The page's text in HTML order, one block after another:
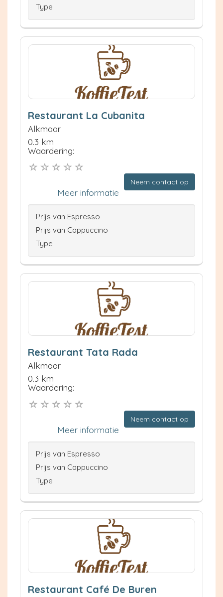
Type
Restaurant La Cubanita
Alkmaar
0.3 km
Waardering:
Neem contact op
Meer informatie
Prijs van Espresso
Prijs van Cappuccino
Type
Restaurant Tata Rada
Alkmaar
0.3 km
Waardering:
Neem contact op
Meer informatie
Prijs van Espresso
Prijs van Cappuccino
Type
Restaurant Café De Buren